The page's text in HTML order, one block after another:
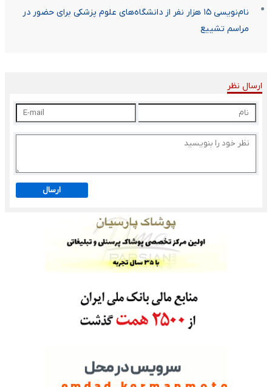
نام‌نویسی ۱۵ هزار نفر از دانشگاه‌های علوم پزشکی برای حضور در
مراسم تشییع
ارسال نظر
ارسال